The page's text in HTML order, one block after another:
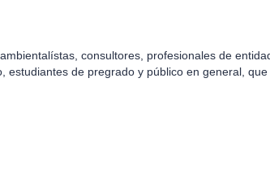
consultores, profesionales de
estudiantes de pregrado y público en general, que